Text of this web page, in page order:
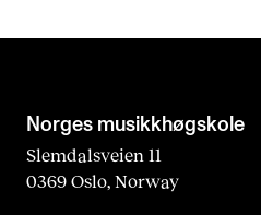
Norges musikk­høgskole
Slemdalsveien 11
0369 Oslo, Norway